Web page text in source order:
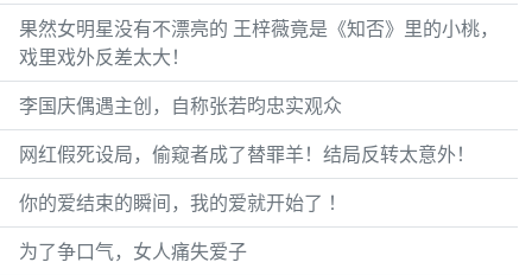
果然女明星没有不漂亮的 王梓薇竟是《知否》里的小桃，
戏里戏外反差太大！
李国庆偶遇主创，自称张若昀忠实观众
网红假死设局，偷窥者成了替罪羊！结局反转太意外！
你的爱结束的瞬间，我的爱就开始了 ！
为了争口气，女人痛失爱子